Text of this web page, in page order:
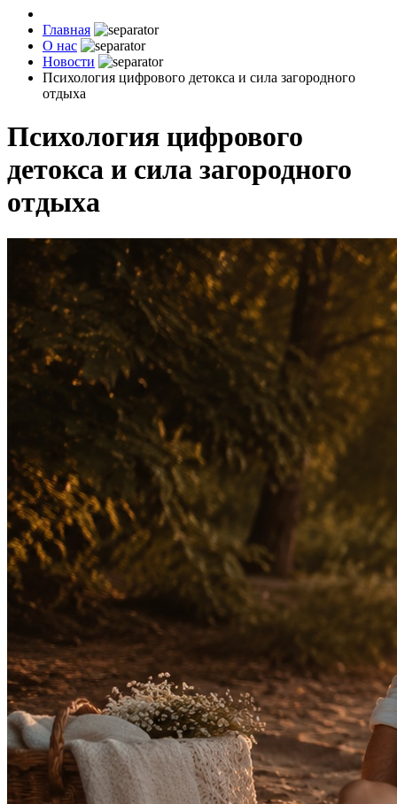
Главная
О нас
Новости
Психология цифрового детокса и сила загородного
отдыха
Психология цифрового
детокса и сила загородного
отдыха